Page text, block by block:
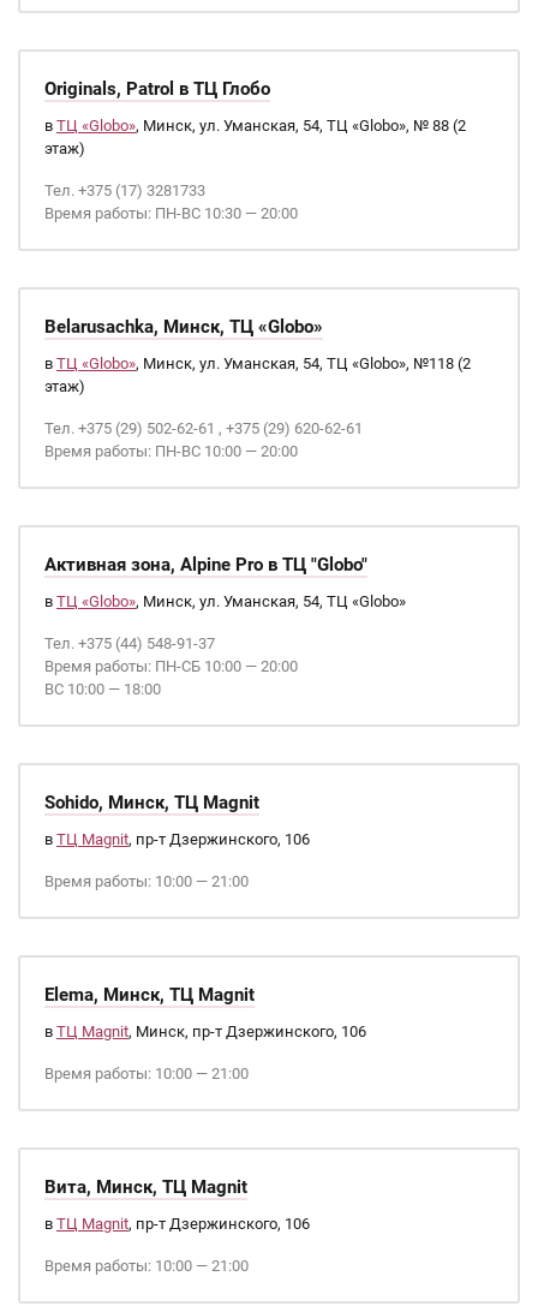
Originals, Patrol в ТЦ Глобо
в ТЦ «Globo», Минск, ул. Уманская, 54, ТЦ «Globo», № 88 (2
этаж)
Тел. +375 (17) 3281733
Время работы: ПН-ВС 10:30 — 20:00
Belarusachka, Минск, ТЦ «Globo»
в ТЦ «Globo», Минск, ул. Уманская, 54, ТЦ «Globo», №118 (2
этаж)
Тел. +375 (29) 502-62-61 , +375 (29) 620-62-61
Время работы: ПН-ВС 10:00 — 20:00
Активная зона, Alpine Pro в ТЦ "Globo"
в ТЦ «Globo», Минск, ул. Уманская, 54, ТЦ «Globo»
Тел. +375 (44) 548-91-37
Время работы: ПН-СБ 10:00 — 20:00
ВС 10:00 — 18:00
Sohido, Минск, ТЦ Magnit
в ТЦ Magnit, пр-т Дзержинского, 106
Время работы: 10:00 — 21:00
Elema, Минск, ТЦ Magnit
в ТЦ Magnit, Минск, пр-т Дзержинского, 106
Время работы: 10:00 — 21:00
Вита, Минск, ТЦ Magnit
в ТЦ Magnit, пр-т Дзержинского, 106
Время работы: 10:00 — 21:00